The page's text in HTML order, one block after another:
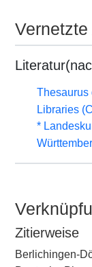
Thesaurus
Libraries
*
Zitierweise
Berlichingen-